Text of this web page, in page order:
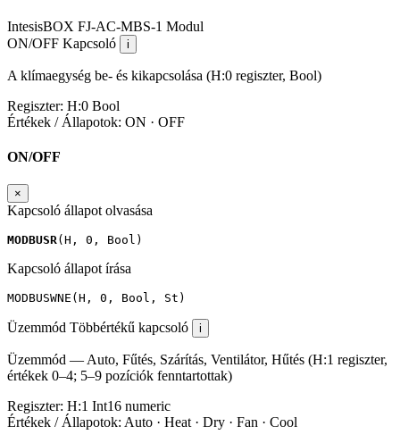
IntesisBOX FJ-AC-MBS-1 Modul
ON/OFF Kapcsoló i
A klímaegység be- és kikapcsolása (H:0 regiszter, Bool)
Regiszter: H:0 Bool
Értékek / Állapotok: ON · OFF
ON/OFF
×
Kapcsoló állapot olvasása
MODBUSR( H , 0 , Bool )
Kapcsoló állapot írása
MODBUSWNE ( H , 0 , Bool , St )
Üzemmód Többértékű kapcsoló i
Üzemmód — Auto, Fűtés, Szárítás, Ventilátor, Hűtés (H:1 regiszter,
értékek 0–4; 5–9 pozíciók fenntartottak)
Regiszter: H:1 Int16 numeric
Értékek / Állapotok: Auto · Heat · Dry · Fan · Cool